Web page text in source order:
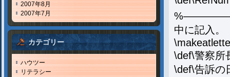
2007年8月
2007年7月
カテゴリー
ハウツー
リテラシー
中に記入。
\def\警察所
\def\告訴の